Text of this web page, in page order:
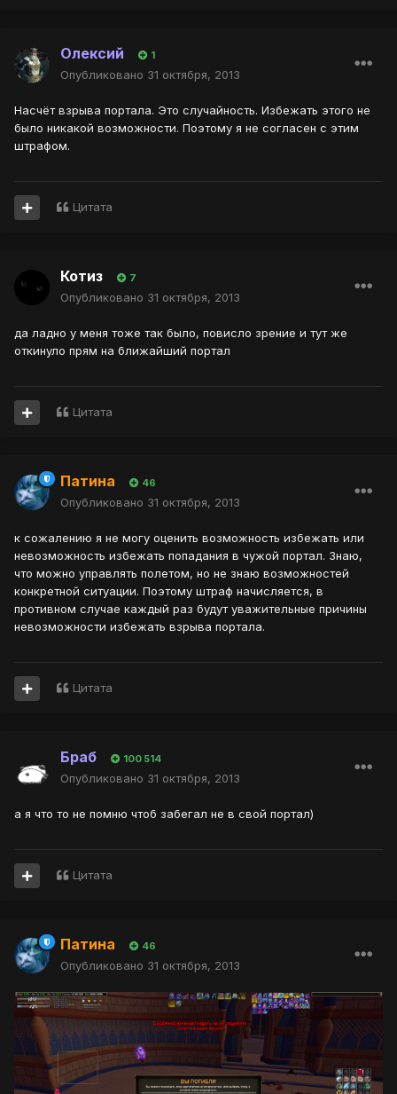
Олексий 1
Опубликовано 31 октября, 2013
Насчёт взрыва портала. Это случайность. Избежать этого не
было никакой возможности. Поэтому я не согласен с этим
штрафом.
Цитата
Котиз 7
Опубликовано 31 октября, 2013
да ладно у меня тоже так было, повисло зрение и тут же
откинуло прям на ближайший портал
Цитата
Патина 46
Опубликовано 31 октября, 2013
к сожалению я не могу оценить возможность избежать или
невозможность избежать попадания в чужой портал. Знаю,
что можно управлять полетом, но не знаю возможностей
конкретной ситуации. Поэтому штраф начисляется, в
противном случае каждый раз будут уважительные причины
невозможности избежать взрыва портала.
Цитата
Браб 100 514
Опубликовано 31 октября, 2013
а я что то не помню чтоб забегал не в свой портал)
Цитата
Патина 46
Опубликовано 31 октября, 2013